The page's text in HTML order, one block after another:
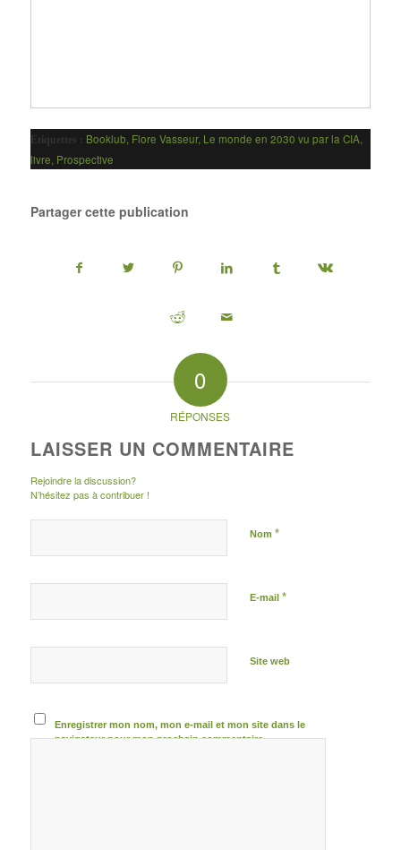
Etiquettes : Booklub, Flore Vasseur, Le monde en 2030 vu par la CIA,
livre, Prospective
Partager cette publication
0
RÉPONSES
LAISSER UN COMMENTAIRE
Rejoindre la discussion?
N’hésitez pas à contribuer !
Nom *
E-mail *
Site web
Enregistrer mon nom, mon e-mail et mon site dans le
navigateur pour mon prochain commentaire.